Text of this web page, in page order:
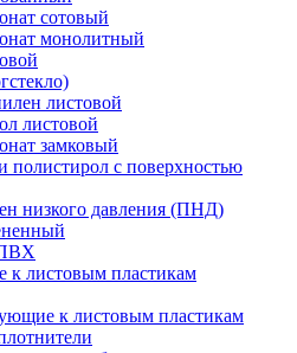
сотовый
монолитный
листовой
листовой
замковый
полистирол с поверхностью
низкого давления (ПНД)
листовым пластикам
к листовым пластикам